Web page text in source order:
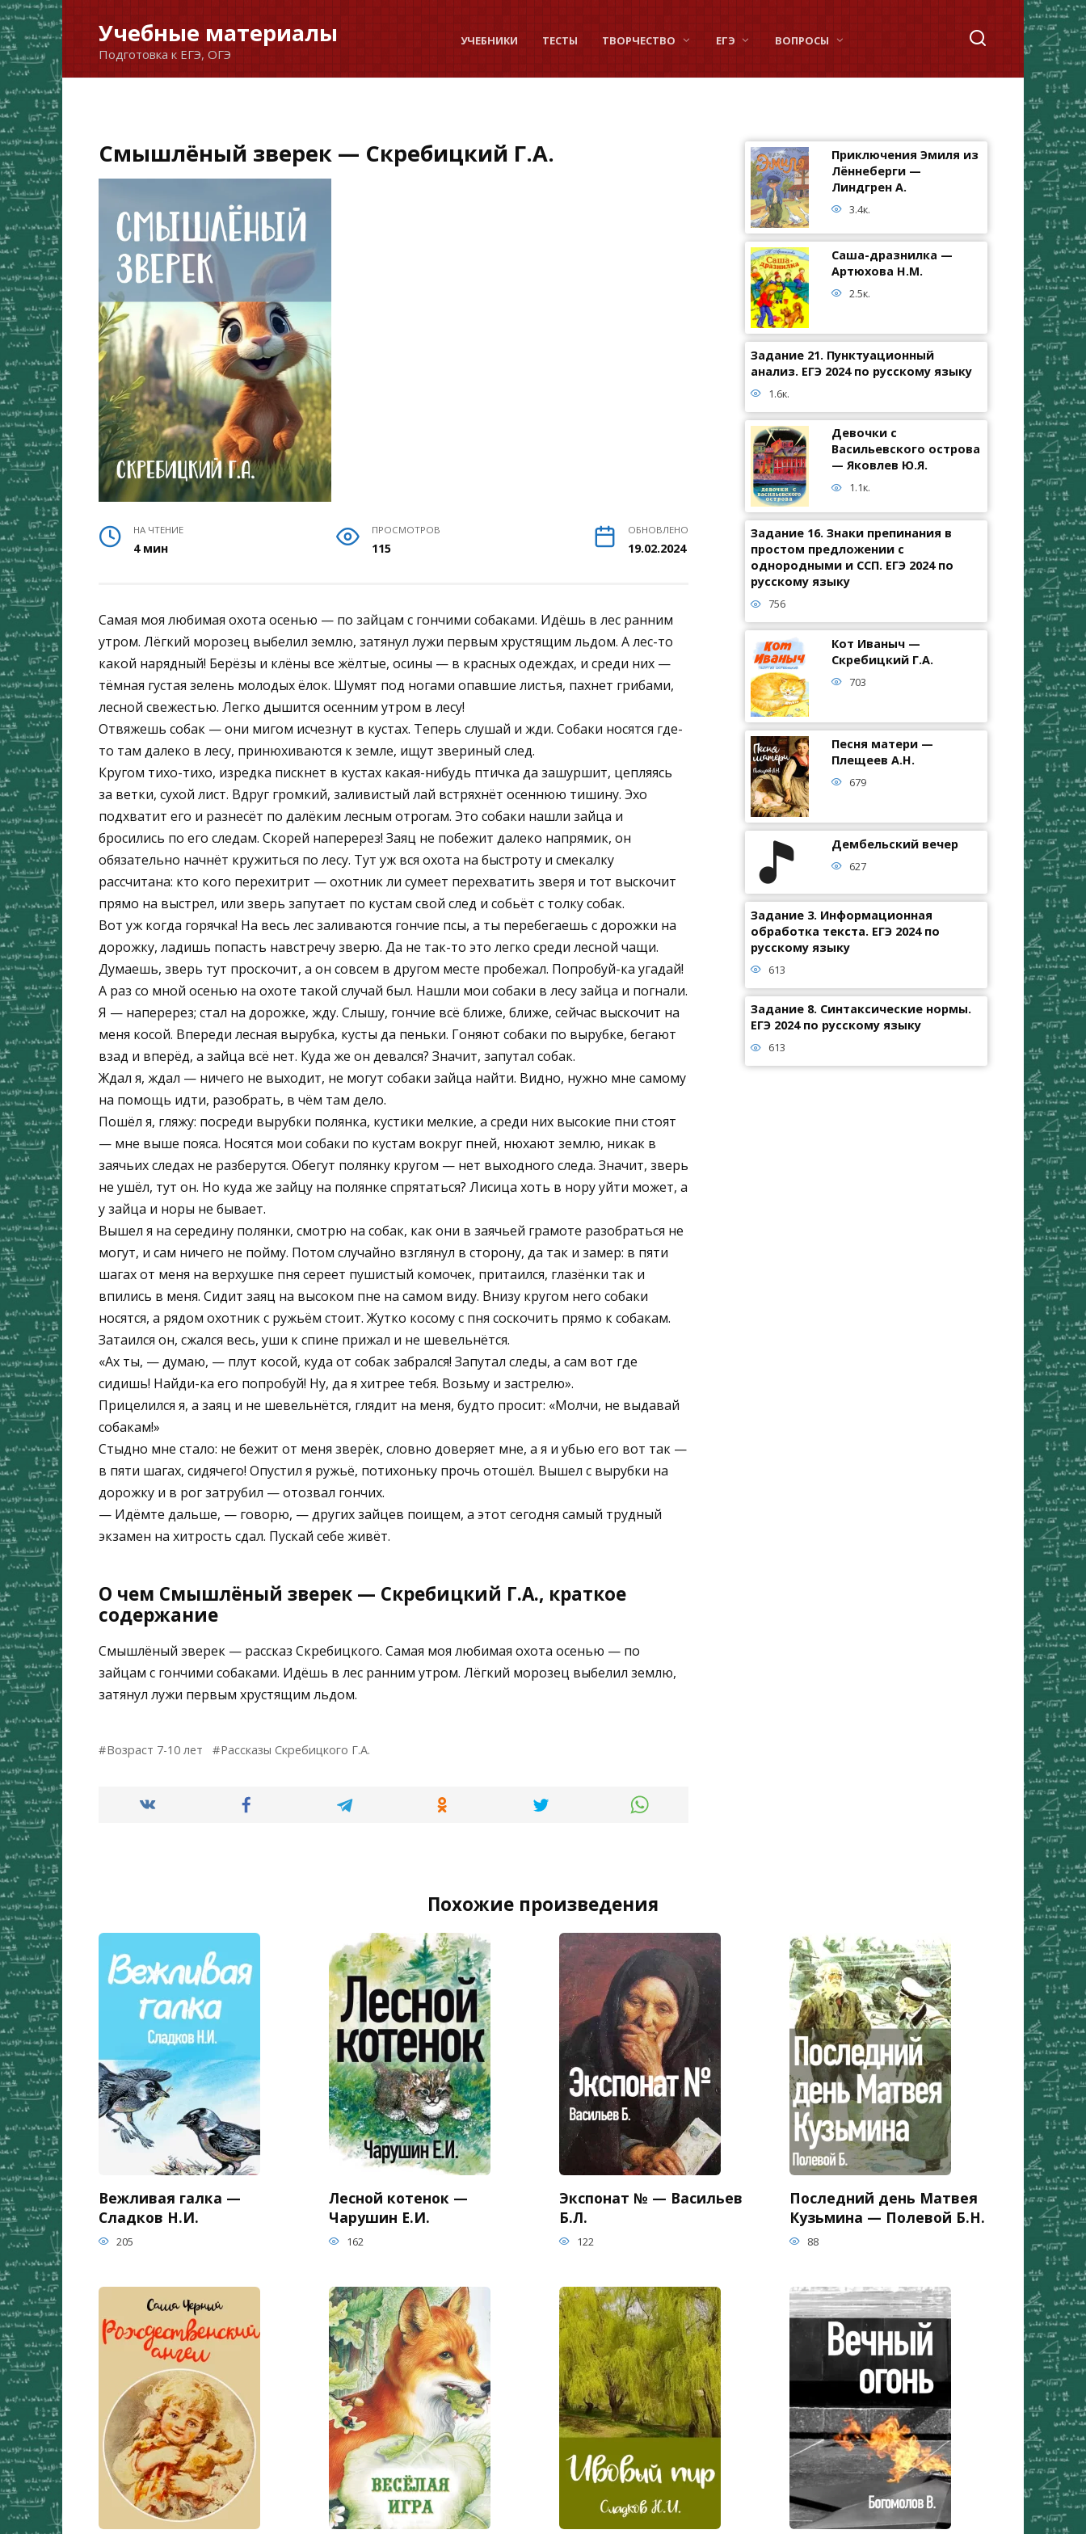
Перейти
к
содержанию
Учебные материалы
Подготовка к ЕГЭ, ОГЭ
УЧЕБНИКИ ТЕСТЫ ТВОРЧЕСТВО ЕГЭ ВОПРОСЫ
Смышлёный зверек — Скребицкий Г.А.
НА ЧТЕНИЕ
4 мин
ПРОСМОТРОВ
115
ОБНОВЛЕНО
19.02.2024
Самая моя любимая охота осенью — по зайцам с гончими собаками. Идёшь в лес ранним
утром. Лёгкий морозец выбелил землю, затянул лужи первым хрустящим льдом. А лес-то
какой нарядный! Берёзы и клёны все жёлтые, осины — в красных одеждах, и среди них —
тёмная густая зелень молодых ёлок. Шумят под ногами опавшие листья, пахнет грибами,
лесной свежестью. Легко дышится осенним утром в лесу!
Отвяжешь собак — они мигом исчезнут в кустах. Теперь слушай и жди. Собаки носятся где-
то там далеко в лесу, принюхиваются к земле, ищут звериный след.
Кругом тихо-тихо, изредка пискнет в кустах какая-нибудь птичка да зашуршит, цепляясь
за ветки, сухой лист. Вдруг громкий, заливистый лай встряхнёт осеннюю тишину. Эхо
подхватит его и разнесёт по далёким лесным отрогам. Это собаки нашли зайца и
бросились по его следам. Скорей наперерез! Заяц не побежит далеко напрямик, он
обязательно начнёт кружиться по лесу. Тут уж вся охота на быстроту и смекалку
рассчитана: кто кого перехитрит — охотник ли сумеет перехватить зверя и тот выскочит
прямо на выстрел, или зверь запутает по кустам свой след и собьёт с толку собак.
Вот уж когда горячка! На весь лес заливаются гончие псы, а ты перебегаешь с дорожки на
дорожку, ладишь попасть навстречу зверю. Да не так-то это легко среди лесной чащи.
Думаешь, зверь тут проскочит, а он совсем в другом месте пробежал. Попробуй-ка угадай!
А раз со мной осенью на охоте такой случай был. Нашли мои собаки в лесу зайца и погнали.
Я — наперерез; стал на дорожке, жду. Слышу, гончие всё ближе, ближе, сейчас выскочит на
меня косой. Впереди лесная вырубка, кусты да пеньки. Гоняют собаки по вырубке, бегают
взад и вперёд, а зайца всё нет. Куда же он девался? Значит, запутал собак.
Ждал я, ждал — ничего не выходит, не могут собаки зайца найти. Видно, нужно мне самому
на помощь идти, разобрать, в чём там дело.
Пошёл я, гляжу: посреди вырубки полянка, кустики мелкие, а среди них высокие пни стоят
— мне выше пояса. Носятся мои собаки по кустам вокруг пней, нюхают землю, никак в
заячьих следах не разберутся. Обегут полянку кругом — нет выходного следа. Значит, зверь
не ушёл, тут он. Но куда же зайцу на полянке спрятаться? Лисица хоть в нору уйти может, а
у зайца и норы не бывает.
Вышел я на середину полянки, смотрю на собак, как они в заячьей грамоте разобраться не
могут, и сам ничего не пойму. Потом случайно взглянул в сторону, да так и замер: в пяти
шагах от меня на верхушке пня сереет пушистый комочек, притаился, глазёнки так и
впились в меня. Сидит заяц на высоком пне на самом виду. Внизу кругом него собаки
носятся, а рядом охотник с ружьём стоит. Жутко косому с пня соскочить прямо к собакам.
Затаился он, сжался весь, уши к спине прижал и не шевельнётся.
«Ах ты, — думаю, — плут косой, куда от собак забрался! Запутал следы, а сам вот где
сидишь! Найди-ка его попробуй! Ну, да я хитрее тебя. Возьму и застрелю».
Прицелился я, а заяц и не шевельнётся, глядит на меня, будто просит: «Молчи, не выдавай
собакам!»
Стыдно мне стало: не бежит от меня зверёк, словно доверяет мне, а я и убью его вот так —
в пяти шагах, сидячего! Опустил я ружьё, потихоньку прочь отошёл. Вышел с вырубки на
дорожку и в рог затрубил — отозвал гончих.
— Идёмте дальше, — говорю, — других зайцев поищем, а этот сегодня самый трудный
экзамен на хитрость сдал. Пускай себе живёт.
О чем Смышлёный зверек — Скребицкий Г.А., краткое
содержание
Смышлёный зверек — рассказ Скребицкого. Самая моя любимая охота осенью — по
зайцам с гончими собаками. Идёшь в лес ранним утром. Лёгкий морозец выбелил землю,
затянул лужи первым хрустящим льдом.
Возраст 7-10 лет Рассказы Скребицкого Г.А.
Приключения Эмиля из
Лённеберги —
Линдгрен А.
3.4к.
Саша-дразнилка —
Артюхова Н.М.
2.5к.
Задание 21. Пунктуационный
анализ. ЕГЭ 2024 по русскому языку
1.6к.
Девочки с
Васильевского острова
— Яковлев Ю.Я.
1.1к.
Задание 16. Знаки препинания в
простом предложении с
однородными и ССП. ЕГЭ 2024 по
русскому языку
756
Кот Иваныч —
Скребицкий Г.А.
703
Песня матери —
Плещеев А.Н.
679
Дембельский вечер
627
Задание 3. Информационная
обработка текста. ЕГЭ 2024 по
русскому языку
613
Задание 8. Синтаксические нормы.
ЕГЭ 2024 по русскому языку
613
Похожие произведения
Вежливая галка —
Сладков Н.И.
205
Лесной котенок —
Чарушин Е.И.
162
Экспонат № — Васильев
Б.Л.
122
Последний день Матвея
Кузьмина — Полевой Б.Н.
88